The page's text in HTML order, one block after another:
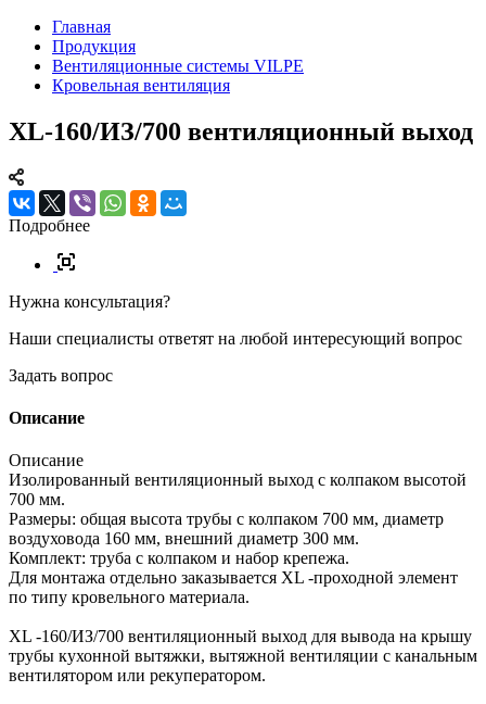
Главная
Продукция
Вентиляционные системы VILPE
Кровельная вентиляция
XL-160/ИЗ/700 вентиляционный выход
Подробнее
Нужна консультация?
Наши специалисты ответят на любой интересующий вопрос
Задать вопрос
Описание
Описание
Изолированный вентиляционный выход с колпаком высотой
700 мм.
Размеры: общая высота трубы с колпаком 700 мм, диаметр
воздуховода 160 мм, внешний диаметр 300 мм.
Комплект: труба с колпаком и набор крепежа.
Для монтажа отдельно заказывается XL -проходной элемент
по типу кровельного материала.
XL -160/ИЗ/700 вентиляционный выход для вывода на крышу
трубы кухонной вытяжки, вытяжной вентиляции с канальным
вентилятором или рекуператором.